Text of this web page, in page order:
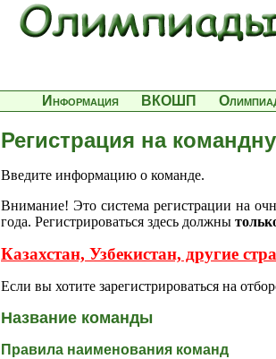
Информация ВКОШП
Регистрация на
Введите информацию о команде.
Внимание! Это система регистрации на
года. Регистрироваться здесь должны
Казахстан, Узбекистан, другие
Если вы хотите зарегистрироваться на
Название команды
Правила наименования команд